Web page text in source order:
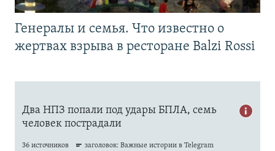
Генералы и семья. Что известно о
жертвах взрыва в ресторане Balzi Rossi